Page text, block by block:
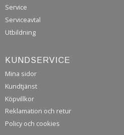
Service
Serviceavtal
Utbildning
KUNDSERVICE
Mina sidor
Kundtjänst
Köpvillkor
Reklamation och retur
Policy och cookies